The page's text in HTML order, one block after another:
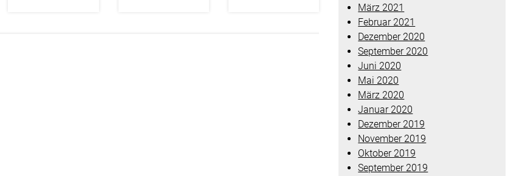
März 2021
Februar 2021
Dezember 2020
September 2020
Juni 2020
Mai 2020
März 2020
Januar 2020
Dezember 2019
November 2019
Oktober 2019
September 2019